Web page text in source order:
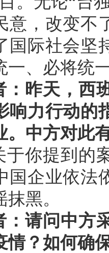
意，改变不
国际社会坚
一、必将统
：昨天，西
响力行动的
。中方对此
于你提到的
国企业依法
黑。
：请问中方
情？如何确